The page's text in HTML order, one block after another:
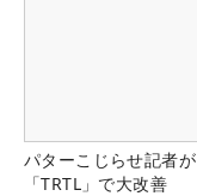
パターこじらせ記者が
「TRTL」で大改善